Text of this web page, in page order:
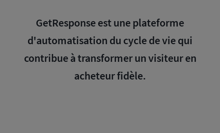
GetResponse est une plateforme
d'automatisation du cycle de viequi
contribue à transformer un visiteur en
acheteur fidèle.